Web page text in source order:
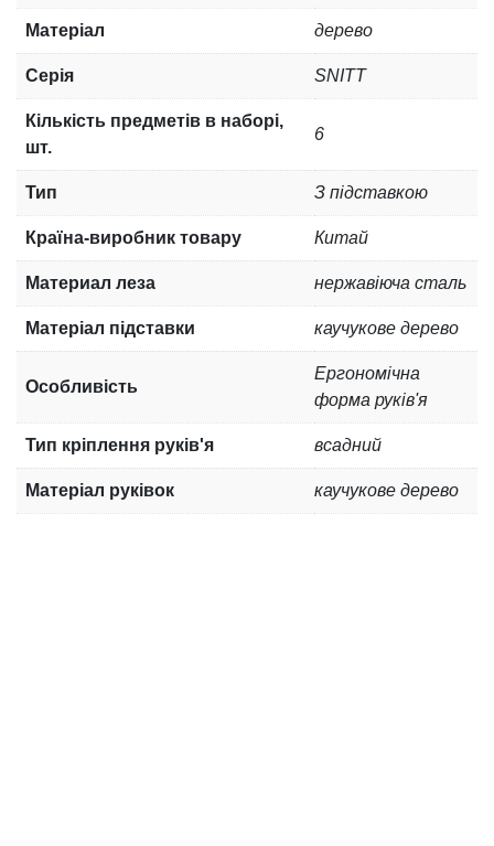
Матеріал дерево
Серія SNITT
Кількість предметів в наборі,
шт.
6
Тип З підставкою
Країна-виробник товару Китай
Материал леза нержавіюча сталь
Матеріал підставки каучукове дерево
Особливість
Ергономічна
форма руків'я
Тип кріплення руків'я всадний
Матеріал руківок каучукове дерево